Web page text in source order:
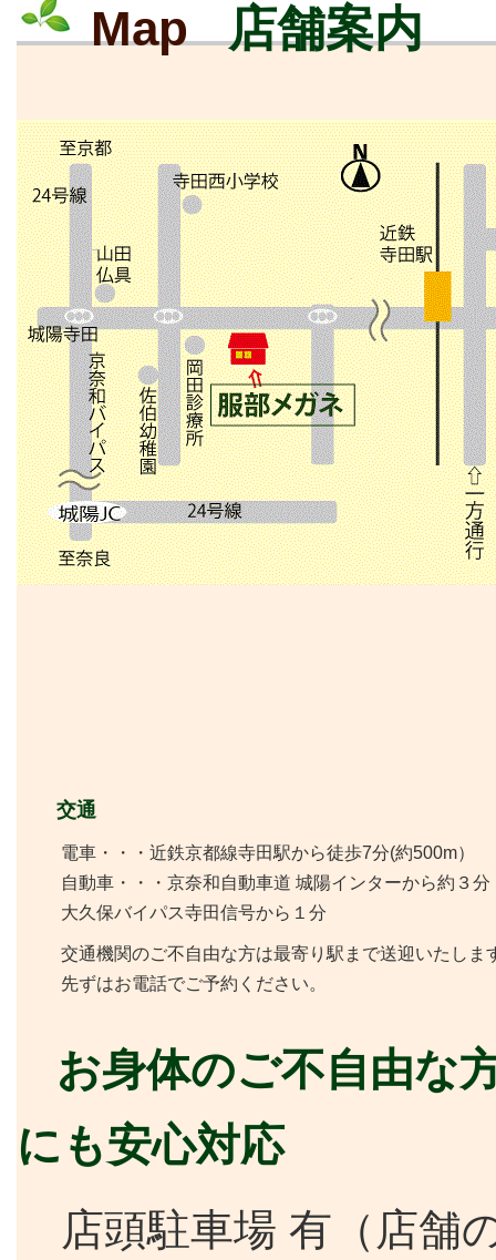
Map店舗案内
交通
電車・・・近鉄京都線寺田駅から徒歩7分(約500m）
自動車・・・京奈和自動車道 城陽インターから約３分
大久保バイパス寺田信号から１分
交通機関のご不自由な方は最寄り駅まで送迎いたしま
先ずはお電話でご予約ください。
お身体のご不自由な
にも安心対応
店頭駐車場 有（店舗